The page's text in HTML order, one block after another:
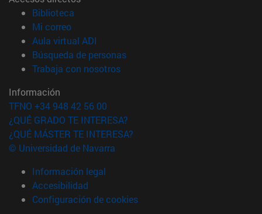
Biblioteca
Mi correo(abre en nueva ventana)
Aula virtual ADI
Búsqueda de personas(abre en nueva ventana)
Trabaja con nosotros(abre en nueva ventana)
Información
TFNO +34 948 42 56 00
¿QUÉ GRADO TE INTERESA?
¿QUÉ MÁSTER TE INTERESA?
© Universidad de Navarra
Información legal
Accesibilidad
Configuración de cookies